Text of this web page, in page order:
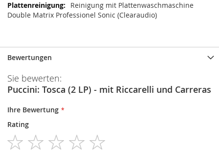
Reinigung mit Plattenwaschmaschine
Double Matrix Professionel Sonic (Clearaudio)
Bewertungen
Sie bewerten:
Puccini: Tosca (2 LP) - mit Riccarelli und Carreras
Ihre Bewertung
Rating
1
star
2
stars
3
stars
4
stars